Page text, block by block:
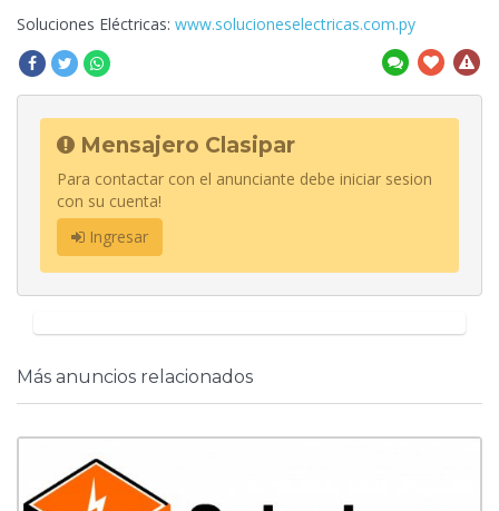
Soluciones Eléctricas: www.solucioneselectricas.com.py
Mensajero Clasipar
Para contactar con el anunciante debe iniciar sesion
con su cuenta!
Ingresar
Más anuncios relacionados